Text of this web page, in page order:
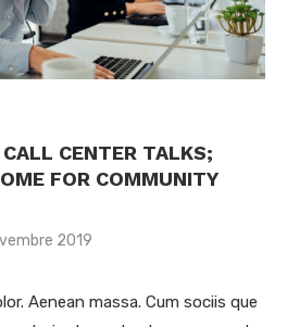
CENTER TALKS;
FOR COMMUNITY
2019
Aenean massa. Cum sociis que